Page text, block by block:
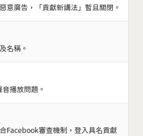
意廣告，「貢獻新講法」暫且關閉。
名稱。
播放問題。
Facebook審查機制，登入具名貢獻